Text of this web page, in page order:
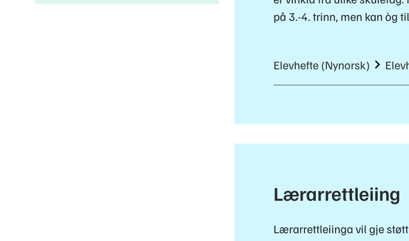
på 3.-4. trinn, men kan òg
Elevhefte (Nynorsk)
Lærarrettleiing
Lærarrettleiinga vil gje